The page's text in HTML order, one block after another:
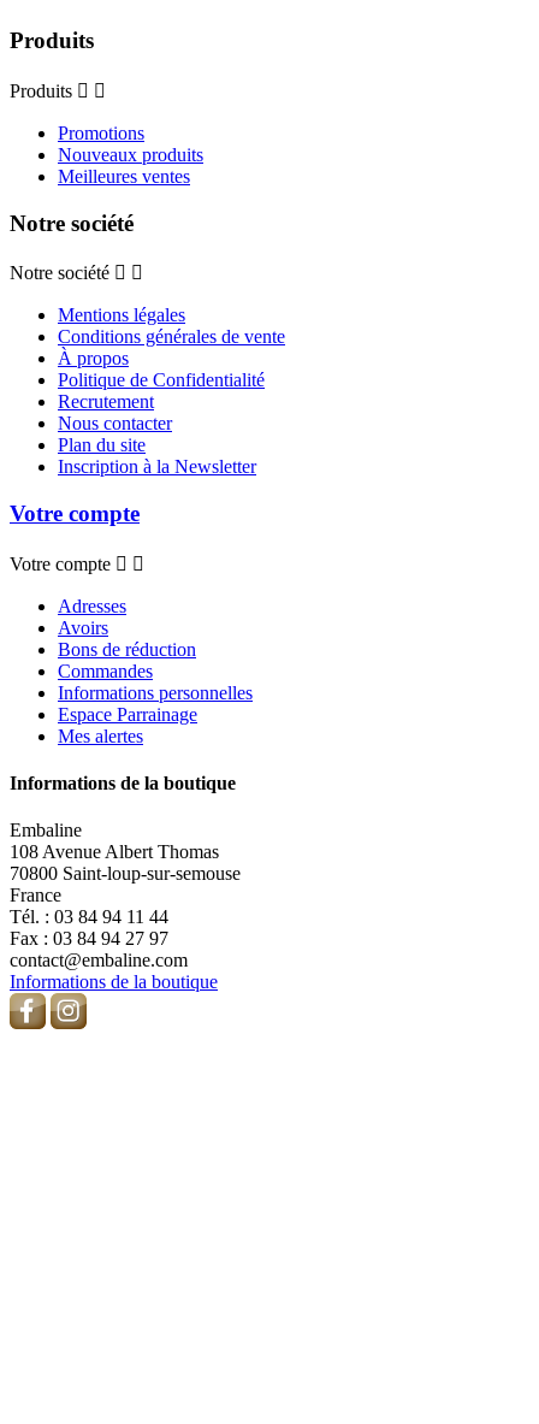
Produits
Produits  
Promotions
Nouveaux produits
Meilleures ventes
Notre société
Notre société  
Mentions légales
Conditions générales de vente
À propos
Politique de Confidentialité
Recrutement
Nous contacter
Plan du site
Inscription à la Newsletter
Votre compte
Votre compte  
Adresses
Avoirs
Bons de réduction
Commandes
Informations personnelles
Espace Parrainage
Mes alertes
Informations de la boutique
Embaline
108 Avenue Albert Thomas
70800 Saint-loup-sur-semouse
France
Tél. : 03 84 94 11 44
Fax : 03 84 94 27 97
contact@embaline.com
Informations de la boutique